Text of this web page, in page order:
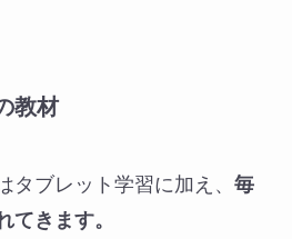
教材
タブレット学習に加え、 毎
てきます。